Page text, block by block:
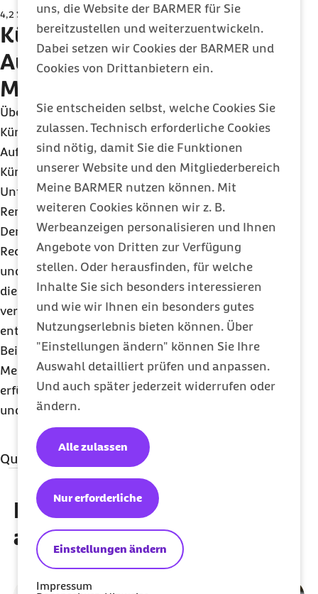
uns, die Website der BARMER für Sie
bereitzustellen und weiterzuentwickeln.
Dabei setzen wir Cookies der BARMER und
Cookies von Drittanbietern ein.
Sie entscheiden selbst, welche Cookies Sie
zulassen. Technisch erforderliche Cookies
sind nötig, damit Sie die Funktionen
unserer Website und den Mitgliederbereich
Meine BARMER nutzen können. Mit
weiteren Cookies können wir z. B.
Werbeanzeigen personalisieren und Ihnen
Angebote von Dritten zur Verfügung
stellen. Oder herausfinden, für welche
Inhalte Sie sich besonders interessieren
und wie wir Ihnen ein besonders gutes
Nutzungserlebnis bieten können. Über
"Einstellungen ändern" können Sie Ihre
Auswahl detailliert prüfen und anpassen.
Und auch später jederzeit widerrufen oder
ändern.
Einstellungen ändern
Nur erforderliche
Alle zulassen
Impressum
4,2 % 5,0 % 5,0 % 5,0 % 4,9 %
Künstlersozialabgabe:
Aufzeichnungs- und
Meldepflichten
Über die Zahlungen an selbstständige
Künstler/inne und Publizist/innen sind
Aufzeichnungen zu führen und auf Verlangen der
Künstlersozialkasse beziehungsweise bei einer
Unternehmensprüfung den Prüfern der Deutschen
Rentenversicherung vorzulegen.
Den Prüfern ist Einsicht in alle zum
Rechnungswesen gehörenden Geschäftsbücher
und sonstigen Unterlagen zu gewähren, soweit
diese Eintragungen, unter anderem über
vertragliche Beziehungen und gezahlte Entgelte,
enthalten oder enthalten können.
Bei den Unternehmen wird geprüft, ob diese ihre
Meldepflichten nach demKSVGordnungsgemäß
erfüllen und die Künstlersozialabgabe rechtzeitig
und vollständig entrichten.
Quellenangaben
Qualitätssicherung
MBO Verlag GmbH
Diese Artikel könnten Sie
auch interessieren